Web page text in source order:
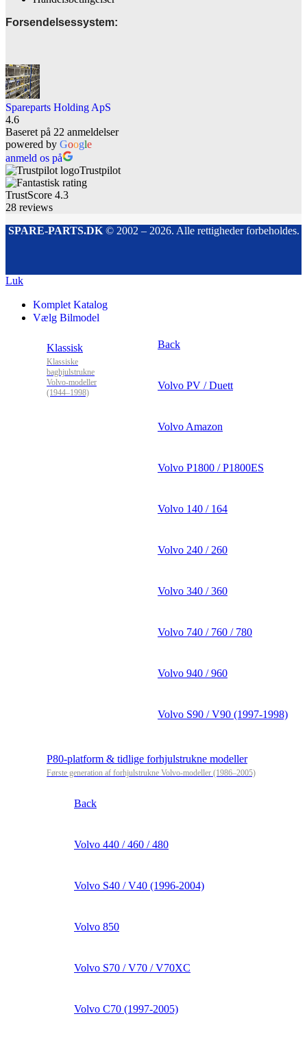
Forsendelsessystem:
Spareparts Holding ApS
4.6
Baseret på 22 anmeldelser
powered by Google
anmeld os på
Trustpilot
TrustScore 4.3
28 reviews
SPARE-PARTS.DK© 2002 – 2026. Alle rettigheder forbeholdes.
Luk
Komplet Katalog
Vælg Bilmodel
Klassisk
Klassiske
baghjulstrukne
Volvo-modeller
(1944–1998)
Back
Volvo PV / Duett
Volvo Amazon
Volvo P1800 / P1800ES
Volvo 140 / 164
Volvo 240 / 260
Volvo 340 / 360
Volvo 740 / 760 / 780
Volvo 940 / 960
Volvo S90 / V90 (1997-1998)
P80-platform & tidlige forhjulstrukne modeller
Første generation af forhjulstrukne Volvo-modeller (1986–2005)
Back
Volvo 440 / 460 / 480
Volvo S40 / V40 (1996-2004)
Volvo 850
Volvo S70 / V70 / V70XC
Volvo C70 (1997-2005)